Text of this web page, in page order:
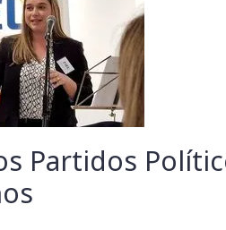
Partidos